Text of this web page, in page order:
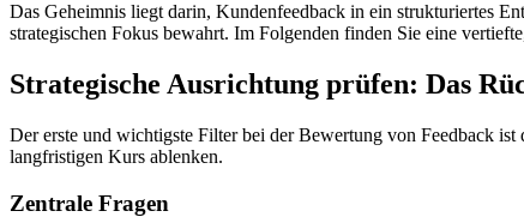
Das Geheimnis liegt darin, Kundenfeedback in ein strukturiertes
strategischen Fokus bewahrt. Im Folgenden finden Sie eine
Strategische Ausrichtung prüfen: Das
Der erste und wichtigste Filter bei der Bewertung von Feedback
langfristigen Kurs ablenken.
Zentrale Fragen